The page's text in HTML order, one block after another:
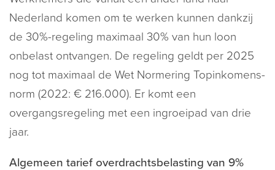
Nederland komen om te werken kunnen dankzij
de 30%-regeling maximaal 30% van hun loon
onbelast ontvangen. De regeling geldt per 2025
nog tot maximaal de Wet Normering Topinkomens-
norm (2022: € 216.000). Er komt een
overgangsregeling met een ingroeipad van drie
jaar.
Algemeen tarief overdrachtsbelasting van 9%